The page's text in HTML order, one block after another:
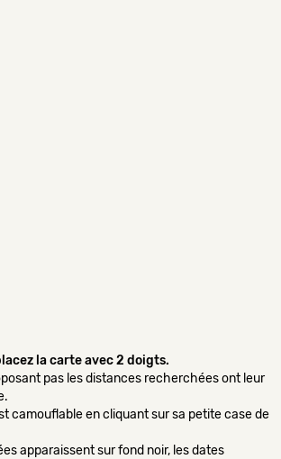
la carte avec 2 doigts.
pas les distances recherchées ont leur
camouflable en cliquant sur sa petite case de
apparaissent sur fond noir, les dates